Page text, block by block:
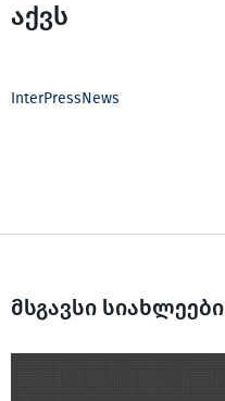
აქვს
InterPressNews
მსგავსი სიახლეები